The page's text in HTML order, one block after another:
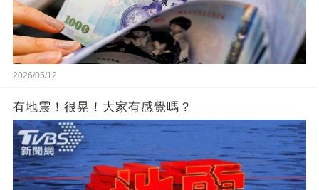
2026/05/12
有地震！很晃！大家有感覺嗎？